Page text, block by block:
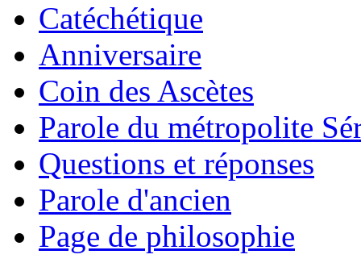
Catéchétique
Anniversaire
Coin des Ascètes
Parole du métropolite
Questions et réponses
Parole d'ancien
Page de philosophie